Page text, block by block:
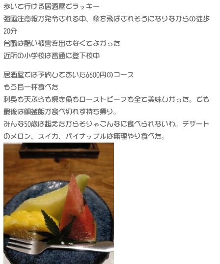
歩いて行ける居酒屋でラッキー
強風注意報が発令される中、傘を飛ばされそうになりながらの徒歩
20分
台風は酷い被害を出さなくてよかった
近所の小学校は普通に登下校中
居酒屋では予約しておいた6600円のコース
もう目一杯食べた
刺身も天ぷらも焼き魚もローストビーフも全て美味しかった。でも
最後は鯛釜飯が食べ切れず持ち帰り。
みんな50歳は超えたからそりゃこんなに食べられないわ。デザート
のメロン、スイカ、パイナップルは無理やり食べた。